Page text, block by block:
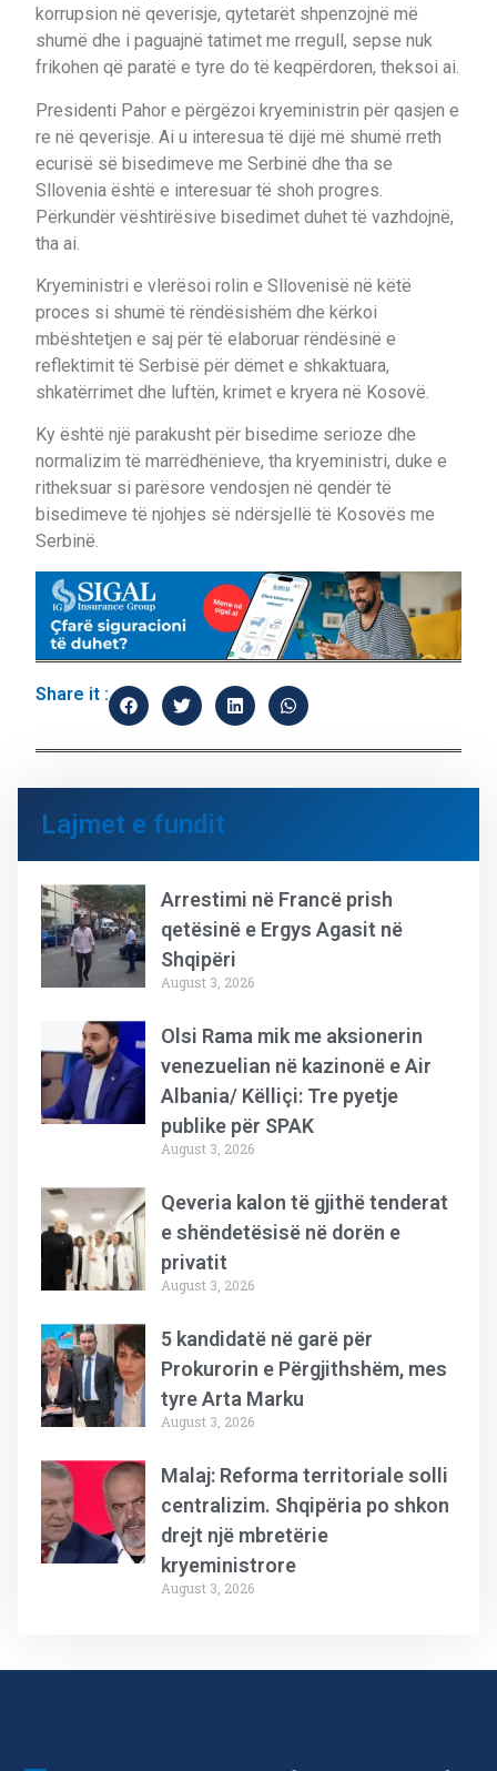
korrupsion në qeverisje, qytetarët shpenzojnë më
shumë dhe i paguajnë tatimet me rregull, sepse nuk
frikohen që paratë e tyre do të keqpërdoren, theksoi ai.
Presidenti Pahor e përgëzoi kryeministrin për qasjen e
re në qeverisje. Ai u interesua të dijë më shumë rreth
ecurisë së bisedimeve me Serbinë dhe tha se
Sllovenia është e interesuar të shoh progres.
Përkundër vështirësive bisedimet duhet të vazhdojnë,
tha ai.
Kryeministri e vlerësoi rolin e Sllovenisë në këtë
proces si shumë të rëndësishëm dhe kërkoi
mbështetjen e saj për të elaboruar rëndësinë e
reflektimit të Serbisë për dëmet e shkaktuara,
shkatërrimet dhe luftën, krimet e kryera në Kosovë.
Ky është një parakusht për bisedime serioze dhe
normalizim të marrëdhënieve, tha kryeministri, duke e
ritheksuar si parësore vendosjen në qendër të
bisedimeve të njohjes së ndërsjellë të Kosovës me
Serbinë.
Share it :
Lajmet e fundit
Arrestimi në Francë prish
qetësinë e Ergys Agasit në
Shqipëri
August 3, 2026
Olsi Rama mik me aksionerin
venezuelian në kazinonë e Air
Albania/ Këlliçi: Tre pyetje
publike për SPAK
August 3, 2026
Qeveria kalon të gjithë tenderat
e shëndetësisë në dorën e
privatit
August 3, 2026
5 kandidatë në garë për
Prokurorin e Përgjithshëm, mes
tyre Arta Marku
August 3, 2026
Malaj: Reforma territoriale solli
centralizim. Shqipëria po shkon
drejt një mbretërie
kryeministrore
August 3, 2026